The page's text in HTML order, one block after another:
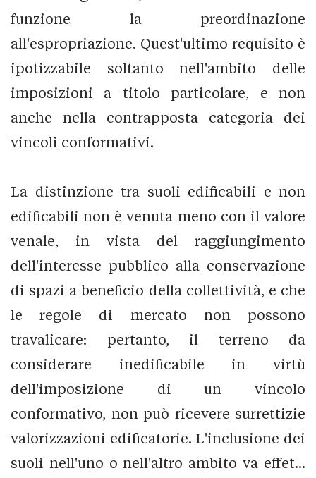
funzione la preordinazione
all'espropriazione. Quest'ultimo requisito è
ipotizzabile soltanto nell'ambito delle
imposizioni a titolo particolare, e non
anche nella contrapposta categoria dei
vincoli conformativi.
La distinzione tra suoli edificabili e non
edificabili non è venuta meno con il valore
venale, in vista del raggiungimento
dell'interesse pubblico alla conservazione
di spazi a beneficio della collettività, e che
le regole di mercato non possono
travalicare: pertanto, il terreno da
considerare inedificabile in virtù
dell'imposizione di un vincolo
conformativo, non può ricevere surrettizie
valorizzazioni edificatorie. L'inclusione dei
suoli nell'uno o nell'altro ambito va effet...